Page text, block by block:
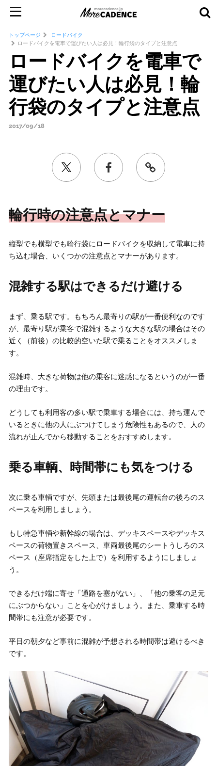
トップページ
ロードバイク
ロードバイクを電車で運びたい人は必見！輪行袋のタイプと注意点
ロードバイクを電車で
運びたい人は必見！輪
行袋のタイプと注意点
2017/09/18
輪行時の注意点とマナー
縦型でも横型でも輪行袋にロードバイクを収納して電車に持
ち込む場合、いくつかの注意点とマナーがあります。
混雑する駅はできるだけ避ける
まず、乗る駅です。もちろん最寄りの駅が一番便利なのです
が、最寄り駅が乗客で混雑するような大きな駅の場合はその
近く（前後）の比較的空いた駅で乗ることをオススメしま
す。
混雑時、大きな荷物は他の乗客に迷惑になるというのが一番
の理由です。
どうしても利用客の多い駅で乗車する場合には、持ち運んで
いるときに他の人にぶつけてしまう危険性もあるので、人の
流れが止んでから移動することをおすすめします。
乗る車輌、時間帯にも気をつける
次に乗る車輌ですが、先頭または最後尾の運転台の後ろのス
ペースを利用しましょう。
もし特急車輌や新幹線の場合は、デッキスペースやデッキス
ペースの荷物置きスペース、車両最後尾のシートうしろのス
ペース（座席指定をした上で）を利用するようにしましょ
う。
できるだけ端に寄せ「通路を塞がない」、「他の乗客の足元
にぶつからない」ことを心がけましょう。また、乗車する時
間帯にも注意が必要です。
平日の朝夕など事前に混雑が予想される時間帯は避けるべき
です。